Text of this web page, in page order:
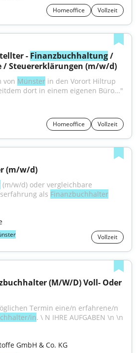
Homeoffice Vollzeit
- Finanzbuchhaltung /
/ Steuererklärungen (m/w/d)
von Münster in den Vorort Hiltrup
dort in einem eigenen Büro..."
Homeoffice Vollzeit
(m/w/d)
(m/w/d) oder vergleichbare
als Finanzbuchhalter
Vollzeit
(M/W/D) Voll- Oder
Termin eine/n erfahrene/n
in. \ N IHRE AUFGABEN \n \n
GmbH & Co. KG